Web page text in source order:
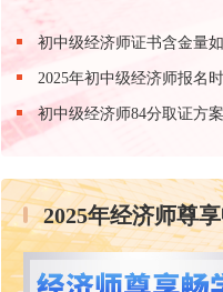
初中级经济师证书含金量
2025年初中级经济师报名
初中级经济师84分取证方案
2025年经济师尊